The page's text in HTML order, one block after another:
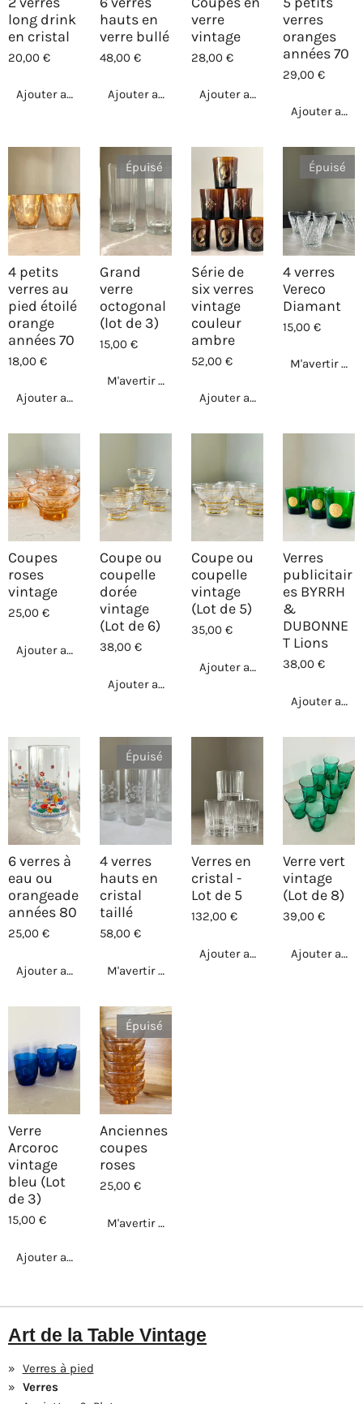
long drink
en cristal
20,00 €
Ajouter au panier
hauts en
verre bullé
48,00 €
Ajouter au panier
verre
vintage
28,00 €
Ajouter au panier
verres
oranges
années 70
29,00 €
Ajouter au
4 petits
verres au
pied étoilé
orange
années 70
18,00 €
Ajouter au panier
Épuisé
Grand
verre
octogonal
(lot de 3)
15,00 €
M'avertir si disponible
Série de
six verres
vintage
couleur
ambre
52,00 €
Ajouter au panier
Épuisé
4 verres
Vereco
Diamant
15,00 €
M'avertir si
Coupes
roses
vintage
25,00 €
Ajouter au panier
Coupe ou
coupelle
dorée
vintage
(Lot de 6)
38,00 €
Ajouter au panier
Coupe ou
coupelle
vintage
(Lot de 5)
35,00 €
Ajouter au panier
Verres
publicitair
es BYRRH
&
DUBONNE
T Lions
38,00 €
Ajouter au
6 verres à
eau ou
orangeade
années 80
25,00 €
Ajouter au panier
Épuisé
4 verres
hauts en
cristal
taillé
58,00 €
M'avertir si disponible
Verres en
cristal -
Lot de 5
132,00 €
Ajouter au panier
Verre vert
vintage
(Lot de 8)
39,00 €
Ajouter au
Verre
Arcoroc
vintage
bleu (Lot
de 3)
15,00 €
Ajouter au panier
Épuisé
Anciennes
coupes
roses
25,00 €
M'avertir si disponible
Art de la Table Vintage
Verres à pied
Verres